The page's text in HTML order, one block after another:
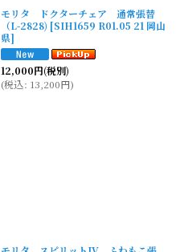
モリタ ドクターチェア 通常張替
（L-2828) [SIH1659 R01.05 21 岡山
県]
12,000円(税別)
(税込: 13,200円)